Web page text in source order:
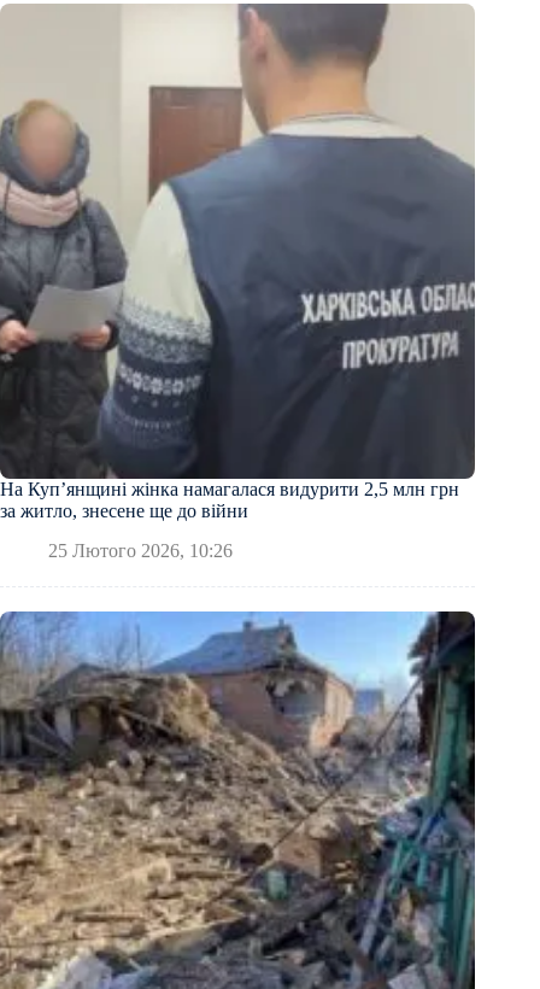
На Куп’янщині жінка намагалася видурити 2,5 млн грн
за житло, знесене ще до війни
25 Лютого 2026, 10:26